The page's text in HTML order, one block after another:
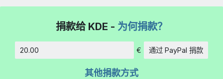
捐款给 KDE - 为何捐款？
€ 通过 PayPal 捐款
其他捐款方式